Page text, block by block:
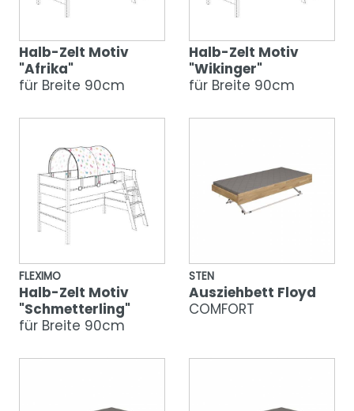
Halb-Zelt Motiv
"Afrika"
für Breite 90cm
Halb-Zelt Motiv
"Wikinger"
für Breite 90cm
FLEXIMO
Halb-Zelt Motiv
"Schmetterling"
für Breite 90cm
STEN
Ausziehbett Floyd
COMFORT